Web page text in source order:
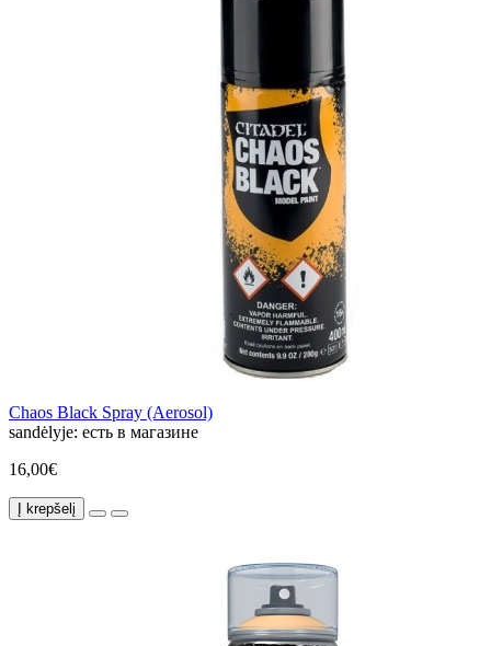
Chaos Black Spray (Aerosol)
sandėlyje: есть в магазине
16,00€
Į krepšelį